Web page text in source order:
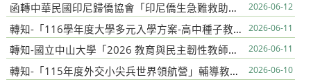
函轉中華民國印尼歸僑協會「印尼僑生急難救助金實施計畫」及相關申請資料 2026-06-12
轉知-「116學年度大學多元入學方案-高中種子教師實體說明會」 2026-06-11
轉知-國立中山大學「2026 教育與民主韌性教師增能研習營」 2026-06-11
轉知-「115年度外交小尖兵世界領航營」輔導教師行前研習 2026-06-10